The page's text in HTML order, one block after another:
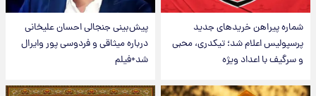
شماره پیراهن خریدهای جدید
پرسپولیس اعلام شد؛ تیکدری، محبی
و سرگیف با اعداد ویژه
پیش‌بینی جنجالی احسان علیخانی
درباره میثاقی و فردوسی پور وایرال
شد+فیلم